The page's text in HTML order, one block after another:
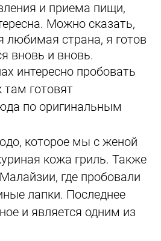
и приема пищи,
Можно сказать,
любимая страна, я готов
вновь и вновь.
интересно пробовать
там готовят
по оригинальным
которое мы с женой
кожа гриль. Также
где пробовали
лапки. Последнее
и является одним из